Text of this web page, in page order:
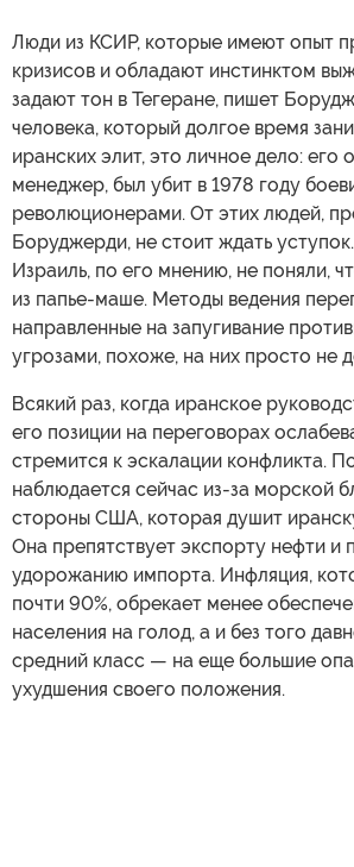
Люди из КСИР, которые имеют опыт
кризисов и обладают инстинктом
задают тон в Тегеране, пишет
человека, который долгое время
иранских элит, это личное дело: его
менеджер, был убит в 1978 году
революционерами. От этих людей,
Боруджерди, не стоит ждать
Израиль, по его мнению, не поняли,
из папье-маше. Методы ведения
направленные на запугивание
угрозами, похоже, на них просто не
Всякий раз, когда иранское
его позиции на переговорах
стремится к эскалации конфликта.
наблюдается сейчас из-за морской
стороны США, которая душит
Она препятствует экспорту нефти и
удорожанию импорта. Инфляция,
почти 90%, обрекает менее
населения на голод, а и без того
средний класс — на еще большие
ухудшения своего положения.